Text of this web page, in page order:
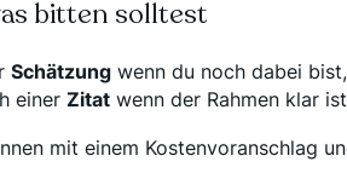
bitten solltest
Schätzung wenn du noch dabei
einer Zitat wenn der Rahmen klar
mit einem Kostenvoranschlag